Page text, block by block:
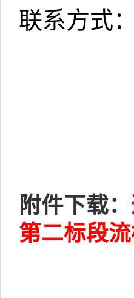
联系方式：
附件下载：
第二标段